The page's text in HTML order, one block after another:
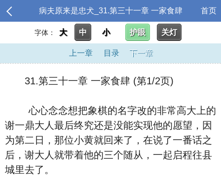
病夫原来是忠犬_31.第三十一章 一家食肆 首页
字体： 大 中 小 护眼 关灯
上一章 目录 下一章
31.第三十一章 一家食肆 (第1/2页)
心心念念想把象棋的名字改的非常高大上的
谢一鼎大人最后终究还是没能实现他的愿望，因
为第二日，那位小黄就回来了，在说了一番话之
后，谢大人就带着他的三个随从，一起启程往县
城里去了。